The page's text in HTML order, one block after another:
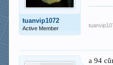
tuanvip1072
Active Member
a 94